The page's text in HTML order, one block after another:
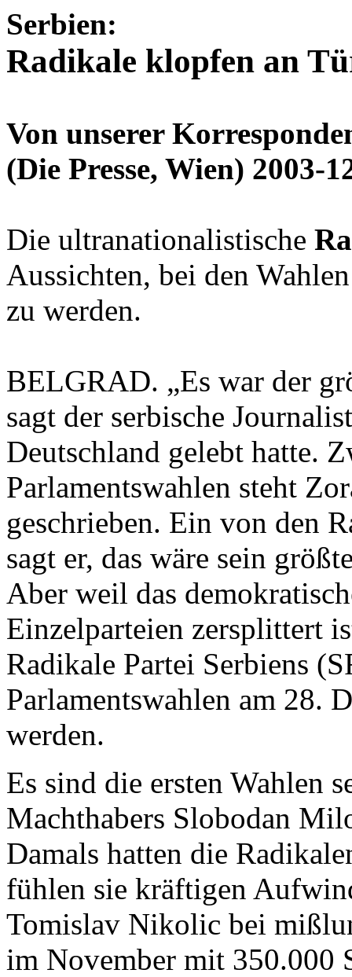
Serbien:
Radikale klopfen an
Von unserer
(Die Presse, Wien) 2003-
Die ultranationalistische
Aussichten, bei den
zu werden.
BELGRAD. „Es war der
sagt der serbische
Deutschland gelebt hatte.
Parlamentswahlen steht
geschrieben. Ein von den
sagt er, das wäre sein
Aber weil das
Einzelparteien zersplittert
Radikale Partei Serbiens
Parlamentswahlen am 28.
werden.
Es sind die ersten Wahlen
Machthabers Slobodan
Damals hatten die
fühlen sie kräftigen
Tomislav Nikolic bei
im November mit 350.000